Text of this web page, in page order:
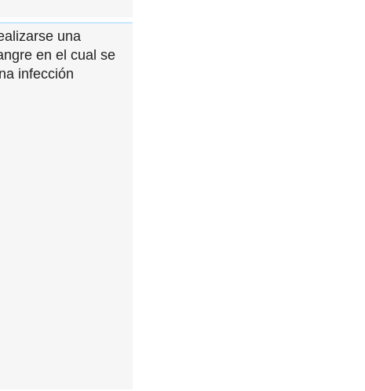
una
en el cual se
infección